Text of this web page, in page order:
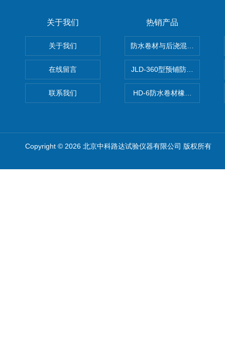
关于我们
关于我们
在线留言
联系我们
热销产品
防水卷材与后浇混凝土剥离强
JLD-360型预铺防水卷材抗冲
HD-6防水卷材橡胶测厚仪
Copyright © 2026 北京中科路达试验仪器有限公司 版权所有